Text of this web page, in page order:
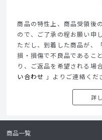
商品の特性上、商品受領後
ので、ご了承の程お願い申
ただし、到着した商品が、
損・損傷で不良品であるこ
り、ご返品を希望される場
い合わせ 」よりご連絡くだ
詳
商品一覧